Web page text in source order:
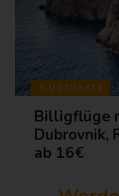
FLUGTICKETS
Billigflüge
Dubrovnik,
ab 16€